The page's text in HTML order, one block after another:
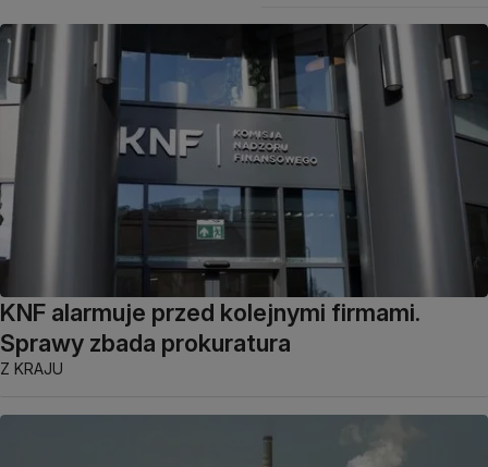
KNF alarmuje przed kolejnymi firmami.
Sprawy zbada prokuratura
Z KRAJU